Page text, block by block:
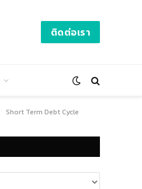
ติดต่อเรา
Short Term Debt Cycle